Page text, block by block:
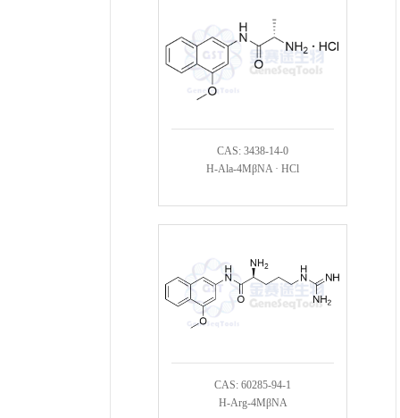
CAS: 3438-14-0
H-Ala-4MβNA · HCl
CAS: 60285-94-1
H-Arg-4MβNA